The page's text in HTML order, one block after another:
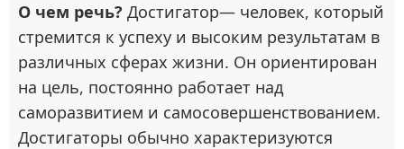
О чем речь? Достигатор— человек, который
стремится к успеху и высоким результатам в
различных сферах жизни. Он ориентирован
на цель, постоянно работает над
саморазвитием и самосовершенствованием.
Достигаторы обычно характеризуются